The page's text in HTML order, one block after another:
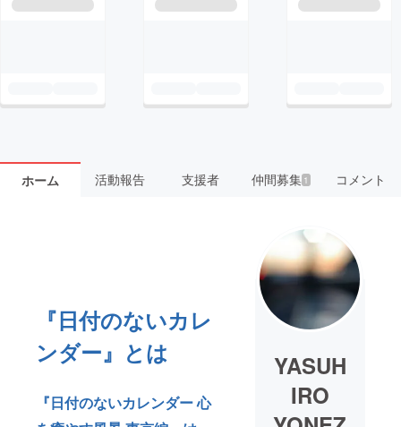
ホーム 活動報告 支援者 仲間募集 1 コメント
『日付のないカレ
ンダー』とは
『日付のないカレンダー 心
YASUH
IRO